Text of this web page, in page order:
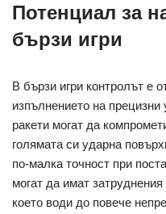
Потенциал за
бързи игри
В бързи игри контролът е
изпълнението на
ракети могат да
голямата си ударна
по-малка точност при
могат да имат
което води до повече